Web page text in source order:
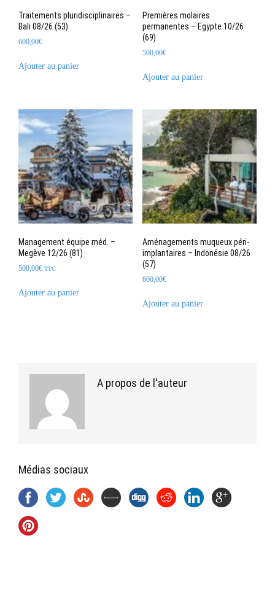
Traitements pluridisciplinaires –
Bali 08/26 (53)
600,00€
Ajouter au panier
Premières molaires
permanentes – Egypte 10/26
(69)
500,00€
Ajouter au panier
Management équipe méd. –
Megève 12/26 (81)
500,00€ TTC
Ajouter au panier
Aménagements muqueux péri-
implantaires – Indonésie 08/26
(57)
600,00€
Ajouter au panier
A propos de l'auteur
Médias sociaux